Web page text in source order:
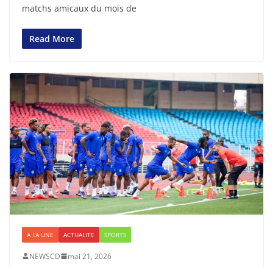
matchs amicaux du mois de
Read More
A LA UNE ACTUALITE SPORTS
NEWSCD mai 21, 2026